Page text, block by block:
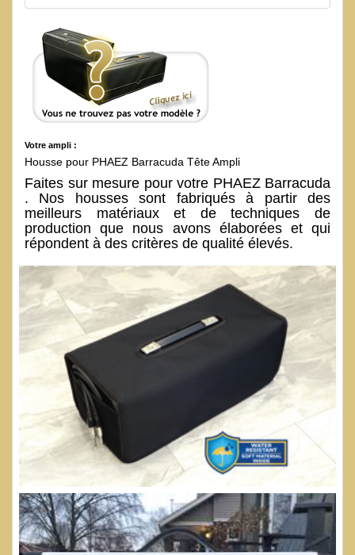
Votre ampli :
Housse pour PHAEZ Barracuda Tête Ampli
Faites sur mesure pour votre PHAEZ Barracuda
. Nos housses sont fabriqués à partir des
meilleurs matériaux et de techniques de
production que nous avons élaborées et qui
répondent à des critères de qualité élevés.